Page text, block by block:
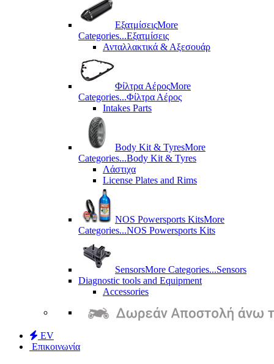
ΕξατμίσειςMore
Categories...Εξατμίσεις
Ανταλλακτικά & Αξεσουάρ
Φίλτρα ΑέροςMore
Categories...Φίλτρα Αέρος
Intakes Parts
Body Kit & TyresMore
Categories...Body Kit & Tyres
Λάστιχα
License Plates and Rims
NOS Powersports KitsMore
Categories...NOS Powersports Kits
SensorsMore Categories...Sensors
Diagnostic tools and Equipment
Accessories
EV
Επικοινωνία